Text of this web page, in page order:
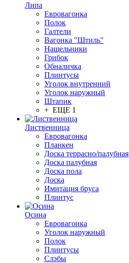
Липа
Евровагонка
Полок
Галтели
Вагонка "Штиль"
Нащельники
Грибок
Обналичка
Плинтусы
Уголок внутренний
Уголок наружный
Штапик
+ ЕЩЕ 1
Лиственница
Евровагонка
Планкен
Доска террасно/палубная
Доска палубная
Доска пола
Доска
Имитация бруса
Плинтус
Осина
Евровагонка
Уголок наружный
Полок
Плинтусы
Слэбы